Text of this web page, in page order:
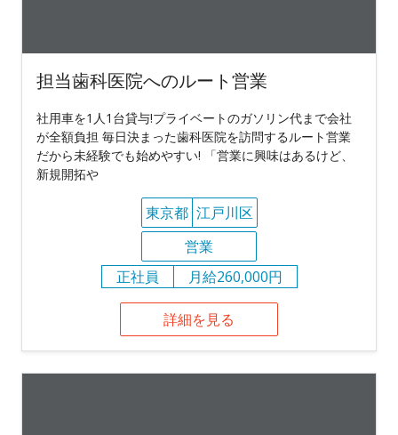
担当歯科医院へのルート営業
社用車を1人1台貸与!プライベートのガソリン代まで会社
が全額負担 毎日決まった歯科医院を訪問するルート営業
だから未経験でも始めやすい! 「営業に興味はあるけど、
新規開拓や
東京都 江戸川区
営業
正社員
月給260,000円
詳細を見る